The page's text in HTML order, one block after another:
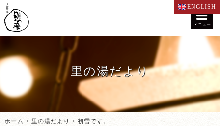
ENGLISH
メニュー
里の湯だより
ホーム > 里の湯だより > 初雪です。